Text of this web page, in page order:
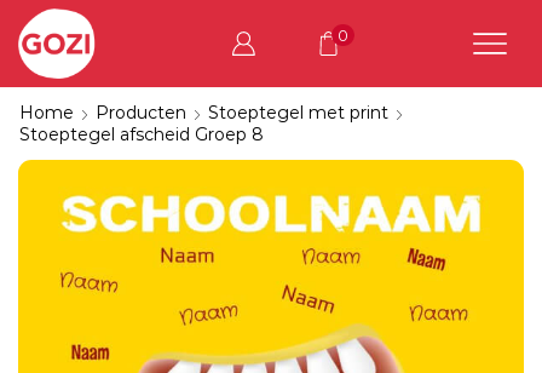
0
Home Producten
Stoeptegel met print
Stoeptegel afscheid Groep 8